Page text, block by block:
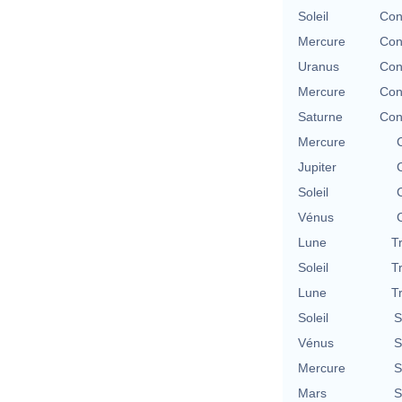
Soleil
Mercure
Uranus
Mercure
Saturne
Mercure
Jupiter
Soleil
Vénus
Lune
Soleil
Lune
Soleil
Vénus
Mercure
Mars